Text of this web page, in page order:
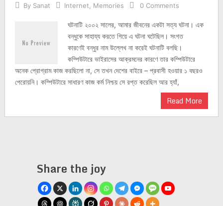
By Sanat Internet Memories 0 Comments
ঘটনাটি ২০০২ সালের, আমার জীবনের একটা সত্য ঘটনা। এক
বন্ধুকে সাহায্য করতে গিয়ে এ ঘটনা ঘটেছিল। সংগত
কারণেই বন্ধুর নাম উল্লেখ না করেই ঘটনাটি বলছি।
কম্পিউটারে ভাইরাসের আক্রমনের কারণে তার কম্পিউটারে
অনেক প্রোগ্রাম কাজ করছিলো না, সে তখন দেশের বাইরে – প্রবাসী হওয়ার ১ বছরও
পেরোয়নি। কম্পিউটারে সাধারণ কাজ কর্ম নিশ্চয় সে রপ্ত করেছিল আর হ্যাঁ,
Read More
Share the joy